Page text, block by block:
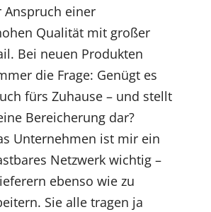
Anspruch einer
Qualität mit großer
Bei neuen Produkten
die Frage: Genügt es
fürs Zuhause – und stellt
Bereicherung dar?
Unternehmen ist mir ein
Netzwerk wichtig –
ebenso wie zu
Sie alle tragen ja